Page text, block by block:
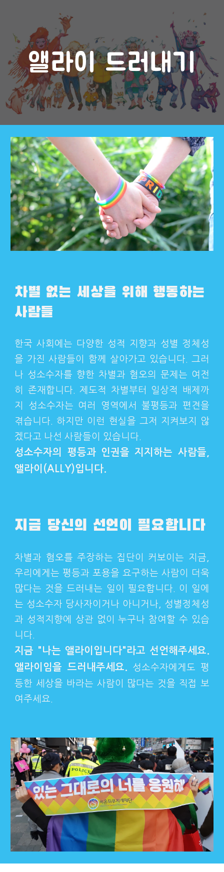
Skip to main content Skip to navigation
앨라이 드러내기
차별 없는 세상을 위해 행동하는
사람들
한국 사회에는 다양한 성적 지향과 성별 정체성
을 가진 사람들이 함께 살아가고 있습니다. 그러
나 성소수자를 향한 차별과 혐오의 문제는 여전
히 존재합니다. 제도적 차별부터 일상적 배제까
지 성소수자는 여러 영역에서 불평등과 편견을
겪습니다. 하지만 이런 현실을 그저 지켜보지 않
겠다고 나선 사람들이 있습니다.
성소수자의 평등과 인권을 지지하는 사람들,
앨라이(ALLY)입니다.
지금 당신의 선언이 필요합니다
차별과 혐오를 주장하는 집단이 커보이는 지금,
우리에게는 평등과 포용을 요구하는 사람이 더욱
많다는 것을 드러내는 일이 필요합니다. 이 일에
는 성소수자 당사자이거나 아니거나, 성별정체성
과 성적지향에 상관 없이 누구나 참여할 수 있습
니다.
지금 "나는 앨라이입니다"라고 선언해주세요.
앨라이임을 드러내주세요.
성소수자에게도 평
등한 세상을 바라는 사람이 많다는 것을 직접 보
여주세요.